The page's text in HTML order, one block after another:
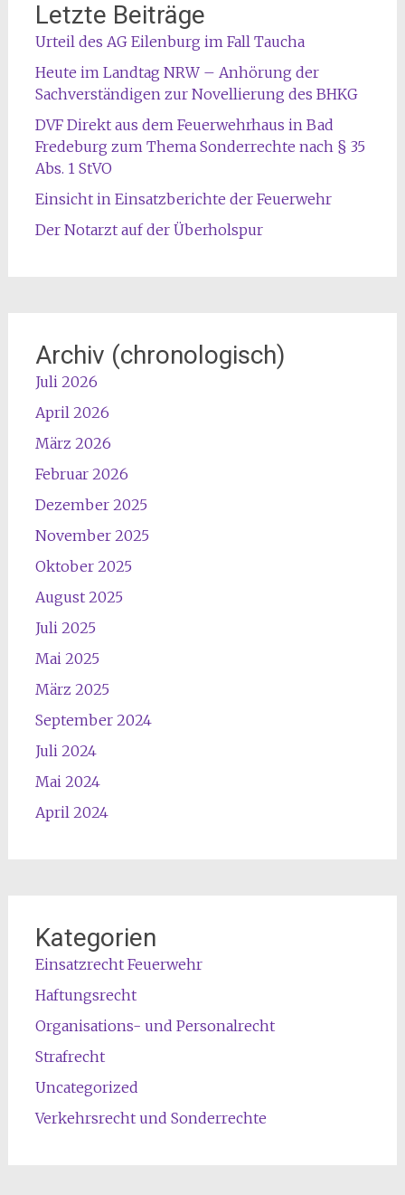
Letzte Beiträge
Urteil des AG Eilenburg im Fall Taucha
Heute im Landtag NRW – Anhörung der
Sachverständigen zur Novellierung des BHKG
DVF Direkt aus dem Feuerwehrhaus in Bad
Fredeburg zum Thema Sonderrechte nach § 35
Abs. 1 StVO
Einsicht in Einsatzberichte der Feuerwehr
Der Notarzt auf der Überholspur
Archiv (chronologisch)
Juli 2026
April 2026
März 2026
Februar 2026
Dezember 2025
November 2025
Oktober 2025
August 2025
Juli 2025
Mai 2025
März 2025
September 2024
Juli 2024
Mai 2024
April 2024
Kategorien
Einsatzrecht Feuerwehr
Haftungsrecht
Organisations- und Personalrecht
Strafrecht
Uncategorized
Verkehrsrecht und Sonderrechte